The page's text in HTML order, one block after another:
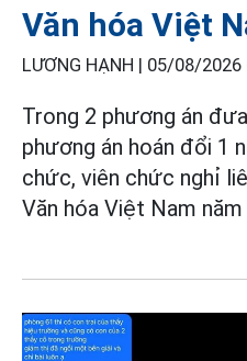
Văn hóa Việt
LƯƠNG HẠNH | 05/08/2026
Trong 2 phương án
phương án hoán đổi 1
chức, viên chức nghỉ
Văn hóa Việt Nam năm